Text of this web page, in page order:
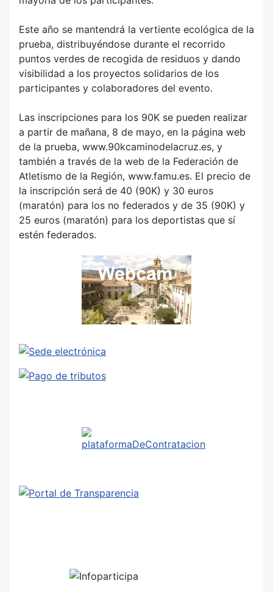
Este año se mantendrá la vertiente ecológica de la
prueba, distribuyéndose durante el recorrido
puntos verdes de recogida de residuos y dando
visibilidad a los proyectos solidarios de los
participantes y colaboradores del evento.
Las inscripciones para los 90K se pueden realizar
a partir de mañana, 8 de mayo, en la página web
de la prueba, www.90kcaminodelacruz.es, y
también a través de la web de la Federación de
Atletismo de la Región, www.famu.es. El precio de
la inscripción será de 40 (90K) y 30 euros
(maratón) para los no federados y de 35 (90K) y
25 euros (maratón) para los deportistas que sí
estén federados.